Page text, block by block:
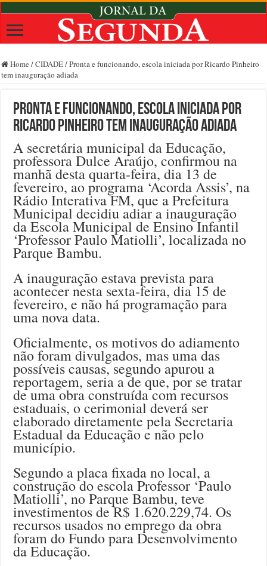
Home /CIDADE/Pronta e funcionando, escola iniciada por Ricardo Pinheiro
tem inauguração adiada
Pronta e funcionando, escola iniciada por
Ricardo Pinheiro tem inauguração adiada
A secretária municipal da Educação,
professora Dulce Araújo, confirmou na
manhã desta quarta-feira, dia 13 de
fevereiro, ao programa ‘Acorda Assis’, na
Rádio Interativa FM, que a Prefeitura
Municipal decidiu adiar a inauguração
da Escola Municipal de Ensino Infantil
‘Professor Paulo Matiolli’, localizada no
Parque Bambu.
A inauguração estava prevista para
acontecer nesta sexta-feira, dia 15 de
fevereiro, e não há programação para
uma nova data.
Oficialmente, os motivos do adiamento
não foram divulgados, mas uma das
possíveis causas, segundo apurou a
reportagem, seria a de que, por se tratar
de uma obra construída com recursos
estaduais, o cerimonial deverá ser
elaborado diretamente pela Secretaria
Estadual da Educação e não pelo
município.
Segundo a placa fixada no local, a
construção do escola Professor ‘Paulo
Matiolli’, no Parque Bambu, teve
investimentos de R$ 1.620.229,74. Os
recursos usados no emprego da obra
foram do Fundo para Desenvolvimento
da Educação.